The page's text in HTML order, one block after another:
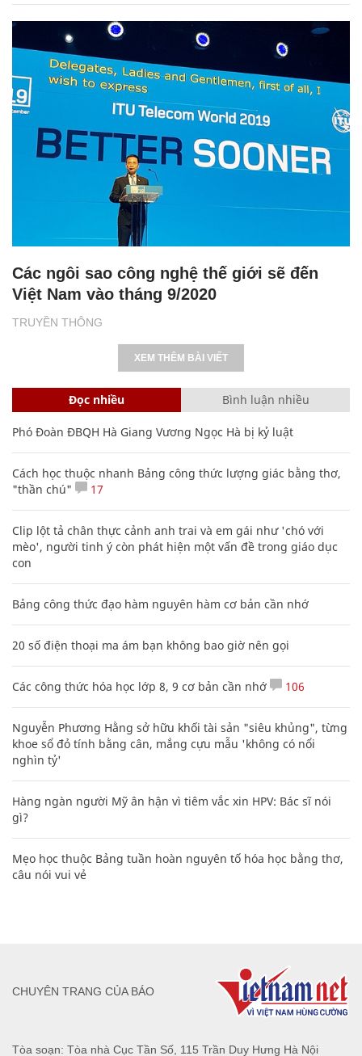
TRUYỀN THÔNG
Các ngôi sao công nghệ thế giới sẽ đến
Việt Nam vào tháng 9/2020
XEM THÊM BÀI VIẾT
Đọc nhiều Bình luận nhiều
Phó Đoàn ĐBQH Hà Giang Vương Ngọc Hà bị kỷ luật
Cách học thuộc nhanh Bảng công thức lượng giác bằng thơ,
"thần chú"
17
Clip lột tả chân thực cảnh anh trai và em gái như 'chó với
mèo', người tinh ý còn phát hiện một vấn đề trong giáo dục
con
Bảng công thức đạo hàm nguyên hàm cơ bản cần nhớ
20 số điện thoại ma ám bạn không bao giờ nên gọi
Các công thức hóa học lớp 8, 9 cơ bản cần nhớ 106
Nguyễn Phương Hằng sở hữu khối tài sản "siêu khủng", từng
khoe sổ đỏ tính bằng cân, mắng cựu mẫu 'không có nổi
nghìn tỷ'
Hàng ngàn người Mỹ ân hận vì tiêm vắc xin HPV: Bác sĩ nói
gì?
Mẹo học thuộc Bảng tuần hoàn nguyên tố hóa học bằng thơ,
câu nói vui vẻ
Tòa soạn: Tòa nhà Cục Tần Số, 115 Trần Duy Hưng Hà Nội
CHUYÊN TRANG CỦA BÁO